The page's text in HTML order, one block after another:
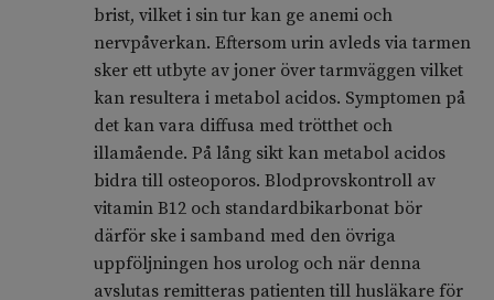
brist, vilket i sin tur kan ge anemi och
nervpåverkan. Eftersom urin avleds via tarmen
sker ett utbyte av joner över tarmväggen vilket
kan resultera i metabol acidos. Symptomen på
det kan vara diffusa med trötthet och
illamående. På lång sikt kan metabol acidos
bidra till osteoporos. Blodprovskontroll av
vitamin B12 och standardbikarbonat bör
därför ske i samband med den övriga
uppföljningen hos urolog och när denna
avslutas remitteras patienten till husläkare för